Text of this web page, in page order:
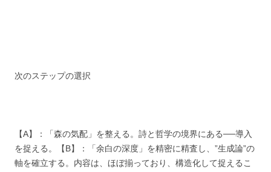
次のステップの選択
【A】：「森の気配」を整える。詩と哲学の境界にある──導入
を捉える。【B】：「余白の深度」を精密に精査し、”生成論”の
軸を確立する。内容は、ほぼ揃っており、構造化して捉えるこ